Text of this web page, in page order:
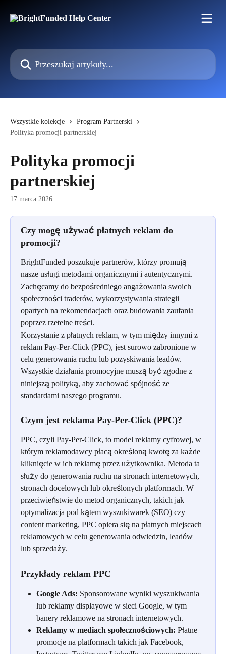
Przeszukaj artykuły...
Wszystkie kolekcje
Program Partnerski
Polityka promocji partnerskiej
Polityka promocji
partnerskiej
17 marca 2026
Czy mogę używać płatnych reklam do
promocji?
BrightFunded poszukuje partnerów, którzy promują
nasze usługi metodami organicznymi i autentycznymi.
Zachęcamy do bezpośredniego angażowania swoich
społeczności traderów, wykorzystywania strategii
opartych na rekomendacjach oraz budowania zaufania
poprzez rzetelne treści.
Korzystanie z płatnych reklam, w tym między innymi z
reklam Pay-Per-Click (PPC), jest surowo zabronione w
celu generowania ruchu lub pozyskiwania leadów.
Wszystkie działania promocyjne muszą być zgodne z
niniejszą polityką, aby zachować spójność ze
standardami naszego programu.
Czym jest reklama Pay-Per-Click (PPC)?
PPC, czyli Pay-Per-Click, to model reklamy cyfrowej, w
którym reklamodawcy płacą określoną kwotę za każde
kliknięcie w ich reklamę przez użytkownika. Metoda ta
służy do generowania ruchu na stronach internetowych,
stronach docelowych lub określonych platformach. W
przeciwieństwie do metod organicznych, takich jak
optymalizacja pod kątem wyszukiwarek (SEO) czy
content marketing, PPC opiera się na płatnych miejscach
reklamowych w celu generowania odwiedzin, leadów
lub sprzedaży.
Przykłady reklam PPC
Google Ads: Sponsorowane wyniki wyszukiwania
lub reklamy displayowe w sieci Google, w tym
banery reklamowe na stronach internetowych.
Reklamy w mediach społecznościowych: Płatne
promocje na platformach takich jak Facebook,